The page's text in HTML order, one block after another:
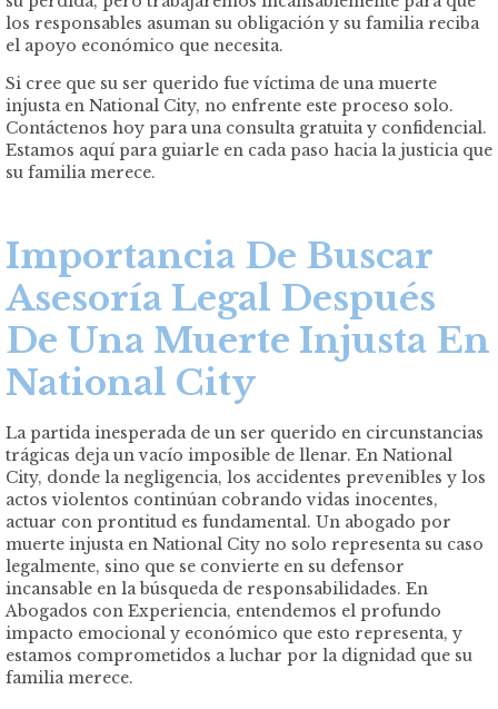
los responsables asuman su obligación y su familia reciba
el apoyo económico que necesita.
Si cree que su ser querido fue víctima de una muerte
injusta en National City, no enfrente este proceso solo.
Contáctenos hoy para una consulta gratuita y confidencial.
Estamos aquí para guiarle en cada paso hacia la justicia que
su familia merece.
Importancia De Buscar
Asesoría Legal Después
De Una Muerte Injusta En
National City
La partida inesperada de un ser querido en circunstancias
trágicas deja un vacío imposible de llenar. En National
City, donde la negligencia, los accidentes prevenibles y los
actos violentos continúan cobrando vidas inocentes,
actuar con prontitud es fundamental. Un abogado por
muerte injusta en National City no solo representa su caso
legalmente, sino que se convierte en su defensor
incansable en la búsqueda de responsabilidades. En
Abogados con Experiencia, entendemos el profundo
impacto emocional y económico que esto representa, y
estamos comprometidos a luchar por la dignidad que su
familia merece.